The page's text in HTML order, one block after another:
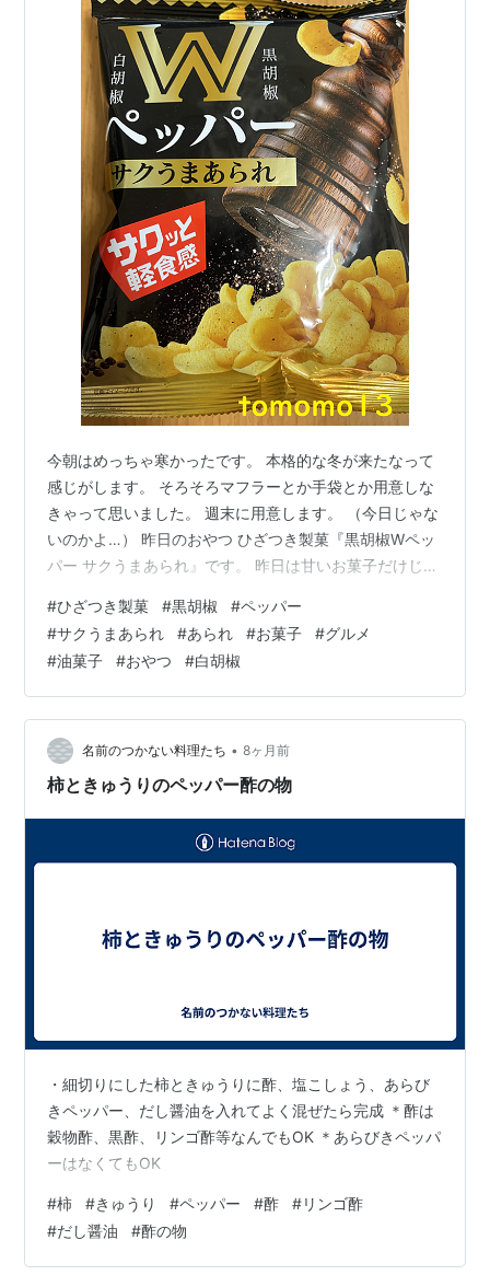
今朝はめっちゃ寒かったです。 本格的な冬が来たなって
感じがします。 そろそろマフラーとか手袋とか用意しな
きゃって思いました。 週末に用意します。 （今日じゃな
いのかよ…） 昨日のおやつ ひざつき製菓『黒胡椒Wペッ
パー サクうまあられ』です。 昨日は甘いお菓子だけじゃ
しまった。 袋は軽いのでカロリーゼ…と言いたいところ
だけど、それくらい軽くてカロリーはなさそうに見え
る。 （あくまでも女の勘） ビールと一緒に食べるのでさ
らに倍のカロリー… 気にしないでおこう。 『黒胡椒Wペ
ッパー サクうまあられ』はサクッと軽い食感のあられに
病みつきになるWペッパー…
#ひざつき製菓 #黒胡椒 #ペッパー
#サクうまあられ #あられ #お菓子 #グルメ
#油菓子 #おやつ #白胡椒
名前のつかない料理たち • 8ヶ月前
柿ときゅうりのペッパー酢の物
・細切りにした柿ときゅうりに酢、塩こしょう、あらび
きペッパー、だし醤油を入れてよく混ぜたら完成 ＊酢は
穀物酢、黒酢、リンゴ酢等なんでもOK ＊あらびきペッパ
ーはなくてもOK
#柿 #きゅうり #ペッパー #酢 #リンゴ酢
#だし醤油 #酢の物